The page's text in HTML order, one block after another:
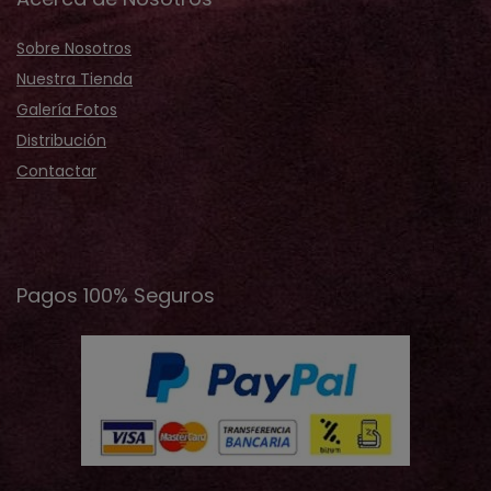
Sobre Nosotros
Nuestra Tienda
Galería Fotos
Distribución
Contactar
Pagos 100% Seguros